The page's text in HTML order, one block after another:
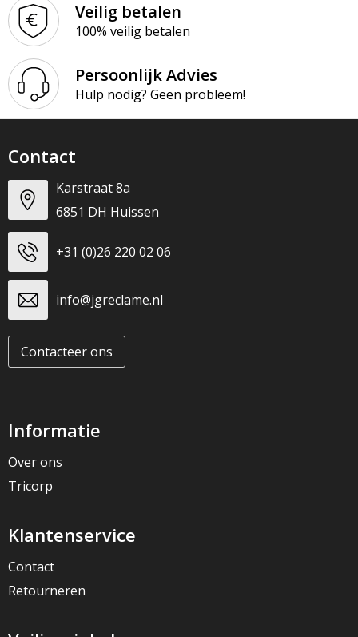
Veilig betalen
100% veilig betalen
Persoonlijk Advies
Hulp nodig? Geen probleem!
Contact
Karstraat 8a
6851 DH Huissen
+31 (0)26 220 02 06
info@jgreclame.nl
Contacteer ons
Informatie
Over ons
Tricorp
Klantenservice
Contact
Retourneren